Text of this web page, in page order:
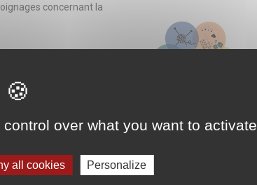
concernant la
over what you want to activate
all cookies Personalize